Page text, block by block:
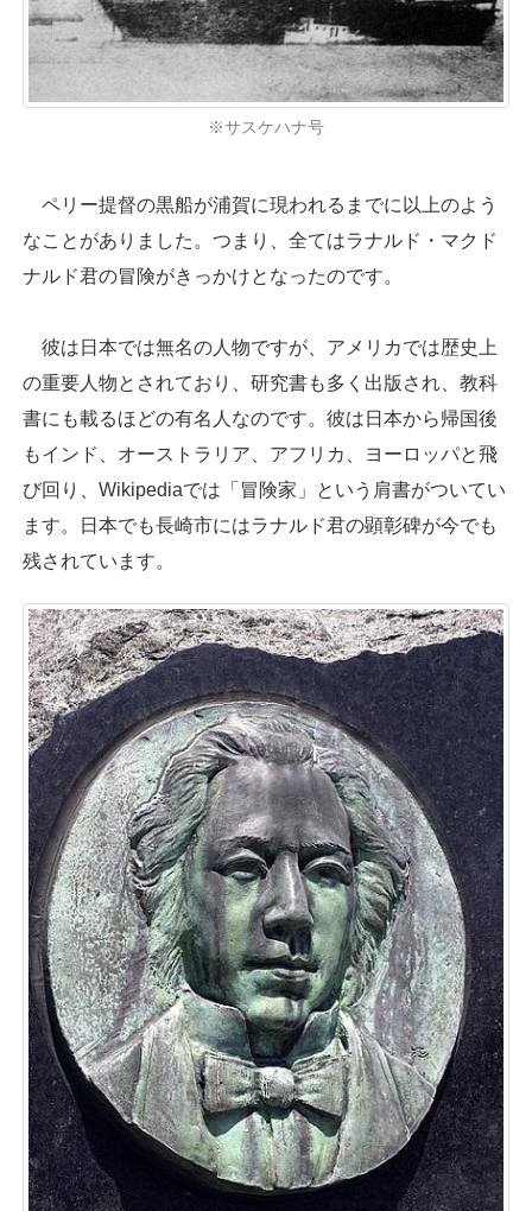
※サスケハナ号
ペリー提督の黒船が浦賀に現われるまでに以上のよう
なことがありました。つまり、全てはラナルド・マクド
ナルド君の冒険がきっかけとなったのです。
彼は日本では無名の人物ですが、アメリカでは歴史上
の重要人物とされており、研究書も多く出版され、教科
書にも載るほどの有名人なのです。彼は日本から帰国後
もインド、オーストラリア、アフリカ、ヨーロッパと飛
び回り、Wikipediaでは「冒険家」という肩書がついてい
ます。日本でも長崎市にはラナルド君の顕彰碑が今でも
残されています。